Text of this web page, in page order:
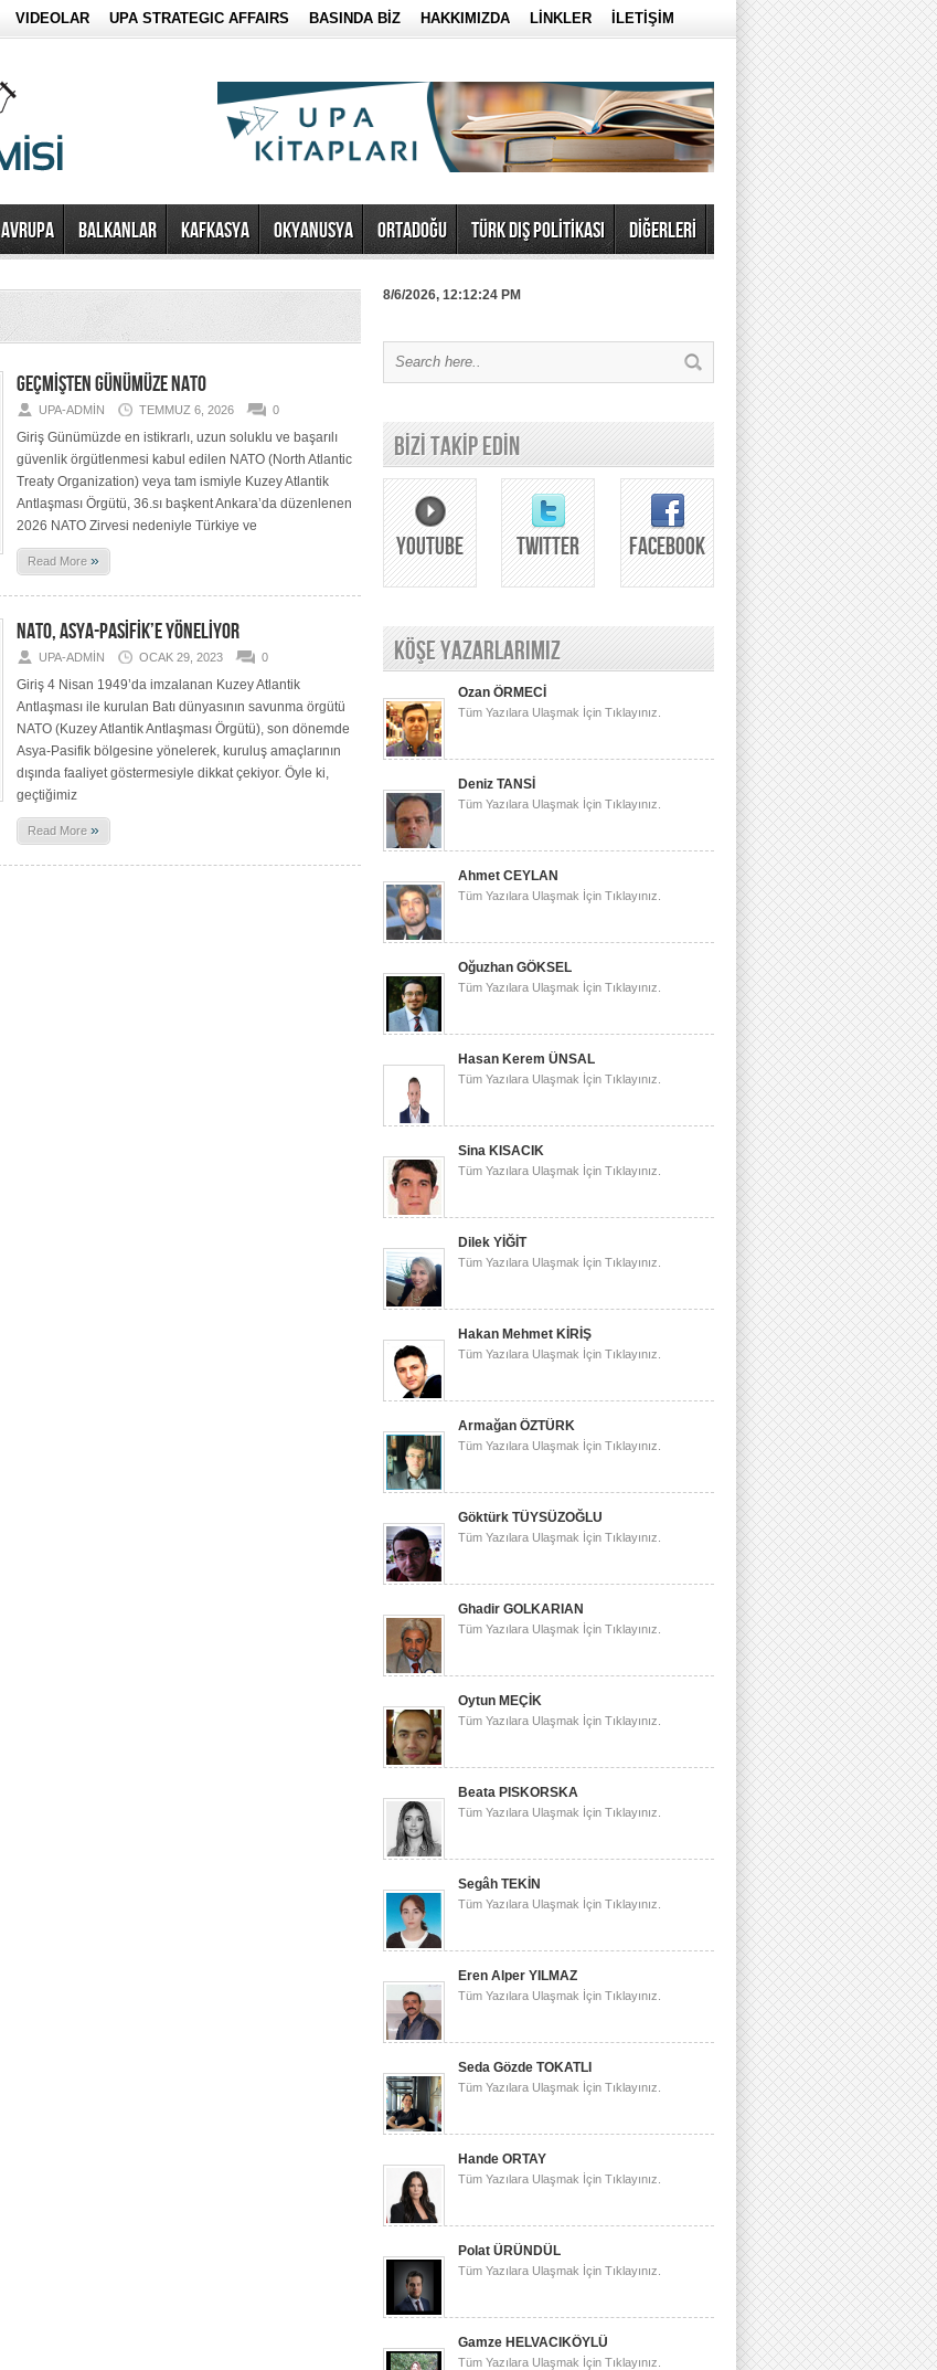
VIDEOLAR UPA STRATEGIC AFFAIRS BASINDA BİZ HAKKIMIZDA LİNKLER İLETİŞİM
AVRUPA BALKANLAR KAFKASYA OKYANUSYA ORTADOĞU TÜRK DIŞ POLİTİKASI DİĞERLERİ
GEÇMİŞTEN GÜNÜMÜZE NATO
UPA-ADMIN TEMMUZ 6, 2026 0
Giriş Günümüzde en istikrarlı, uzun soluklu ve başarılı
güvenlik örgütlenmesi kabul edilen NATO (North Atlantic
Treaty Organization) veya tam ismiyle Kuzey Atlantik
Antlaşması Örgütü, 36.sı başkent Ankara’da düzenlenen
2026 NATO Zirvesi nedeniyle Türkiye ve
Read More »
NATO, ASYA-PASİFİK’E YÖNELİYOR
UPA-ADMIN OCAK 29, 2023 0
Giriş 4 Nisan 1949’da imzalanan Kuzey Atlantik
Antlaşması ile kurulan Batı dünyasının savunma örgütü
NATO (Kuzey Atlantik Antlaşması Örgütü), son dönemde
Asya-Pasifik bölgesine yönelerek, kuruluş amaçlarının
dışında faaliyet göstermesiyle dikkat çekiyor. Öyle ki,
geçtiğimiz
Read More »
8/6/2026, 12:12:24 PM
BİZİ TAKİP EDİN
YOUTUBE TWITTER FACEBOOK
KÖŞE YAZARLARIMIZ
Ozan ÖRMECİ
Tüm Yazılara Ulaşmak İçin Tıklayınız.
Deniz TANSİ
Tüm Yazılara Ulaşmak İçin Tıklayınız.
Ahmet CEYLAN
Tüm Yazılara Ulaşmak İçin Tıklayınız.
Oğuzhan GÖKSEL
Tüm Yazılara Ulaşmak İçin Tıklayınız.
Hasan Kerem ÜNSAL
Tüm Yazılara Ulaşmak İçin Tıklayınız.
Sina KISACIK
Tüm Yazılara Ulaşmak İçin Tıklayınız.
Dilek YİĞİT
Tüm Yazılara Ulaşmak İçin Tıklayınız.
Hakan Mehmet KİRİŞ
Tüm Yazılara Ulaşmak İçin Tıklayınız.
Armağan ÖZTÜRK
Tüm Yazılara Ulaşmak İçin Tıklayınız.
Göktürk TÜYSÜZOĞLU
Tüm Yazılara Ulaşmak İçin Tıklayınız.
Ghadir GOLKARIAN
Tüm Yazılara Ulaşmak İçin Tıklayınız.
Oytun MEÇİK
Tüm Yazılara Ulaşmak İçin Tıklayınız.
Beata PISKORSKA
Tüm Yazılara Ulaşmak İçin Tıklayınız.
Segâh TEKİN
Tüm Yazılara Ulaşmak İçin Tıklayınız.
Eren Alper YILMAZ
Tüm Yazılara Ulaşmak İçin Tıklayınız.
Seda Gözde TOKATLI
Tüm Yazılara Ulaşmak İçin Tıklayınız.
Hande ORTAY
Tüm Yazılara Ulaşmak İçin Tıklayınız.
Polat ÜRÜNDÜL
Tüm Yazılara Ulaşmak İçin Tıklayınız.
Gamze HELVACIKÖYLÜ
Tüm Yazılara Ulaşmak İçin Tıklayınız.